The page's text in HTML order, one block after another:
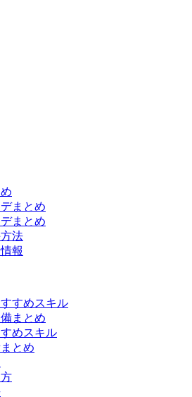
まとめ
まとめ
法
報
すめスキル
まとめ
めスキル
とめ